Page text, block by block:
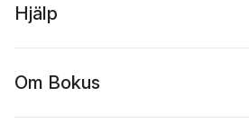
Hjälp
Om Bokus